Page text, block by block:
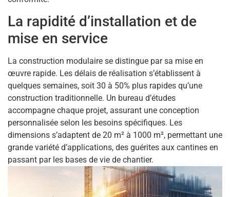
La rapidité d’installation et de
mise en service
La construction modulaire se distingue par sa mise en
œuvre rapide. Les délais de réalisation s’établissent à
quelques semaines, soit 30 à 50% plus rapides qu’une
construction traditionnelle. Un bureau d’études
accompagne chaque projet, assurant une conception
personnalisée selon les besoins spécifiques. Les
dimensions s’adaptent de 20 m² à 1000 m², permettant une
grande variété d’applications, des guérites aux cantines en
passant par les bases de vie de chantier.